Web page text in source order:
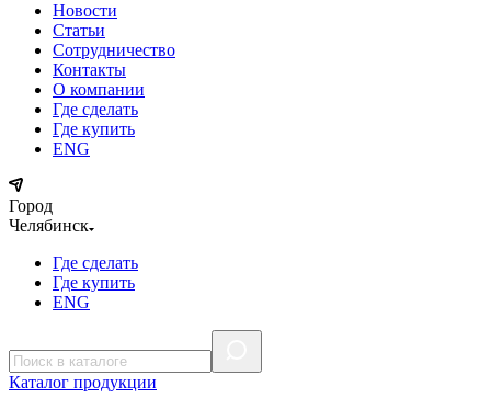
Новости
Статьи
Сотрудничество
Контакты
О компании
Где сделать
Где купить
ENG
Город
Челябинск
Где сделать
Где купить
ENG
Каталог продукции